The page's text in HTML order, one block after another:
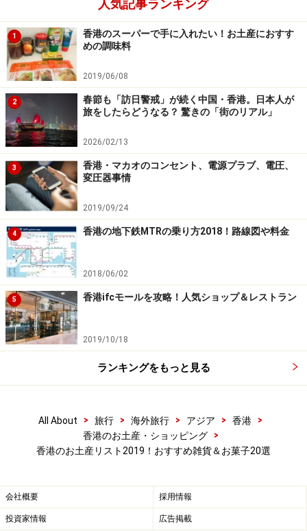
■お茶クッキー
箱の絵もおしゃれ
ジャスミンティー、ウーロン茶、緑茶、紅茶とそのお茶
の味がしっかりとするクッキー。1パック5枚入りなの
で、数種類を箱詰めにしてもらうのもいいでしょう。こ
ちらも甘さ控えめなので日本人の口によくあいます。
＜DATA＞
■Kee Wah Bakery
住所：Shop 7T095, Level 7 Terminal 1 Hong Kong
International Airport
TEL：（852）2261 0565
アクセス：香港国際空港出発ロビー（出国審査前）
営業時間：7:00～23:00
ほかにも香港内に数店舗あり
香港人に大人気のヌガーは1975年創業の地元の人に愛さ
れている多多餅店のもの。オリジナルピーナッツ、チョ
人気記事ランキング
1
香港のスーパーで手に入れたい！お土産におすす
めの調味料
2019/06/08
2
春節も「訪日警戒」が続く中国・香港。日本人が
旅をしたらどうなる？ 驚きの「街のリアル」
2026/02/13
3
香港・マカオのコンセント、電源プラブ、電圧、
変圧器事情
2019/09/24
4 香港の地下鉄MTRの乗り方2018！路線図や料金
2018/06/02
5 香港ifcモールを攻略！人気ショップ＆レストラン
2019/10/18
ランキングをもっと見る
All About > 旅行 > 海外旅行 > アジア > 香港
>
香港のお土産・ショッピング
>
香港のお土産リスト2019！おすすめ雑貨＆お菓子20選
会社概要 採用情報
投資家情報 広告掲載